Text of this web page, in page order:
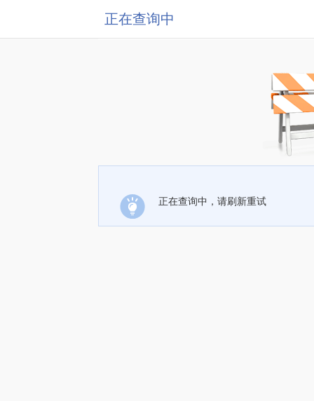
正在查询中
正在查询中，请刷新重试